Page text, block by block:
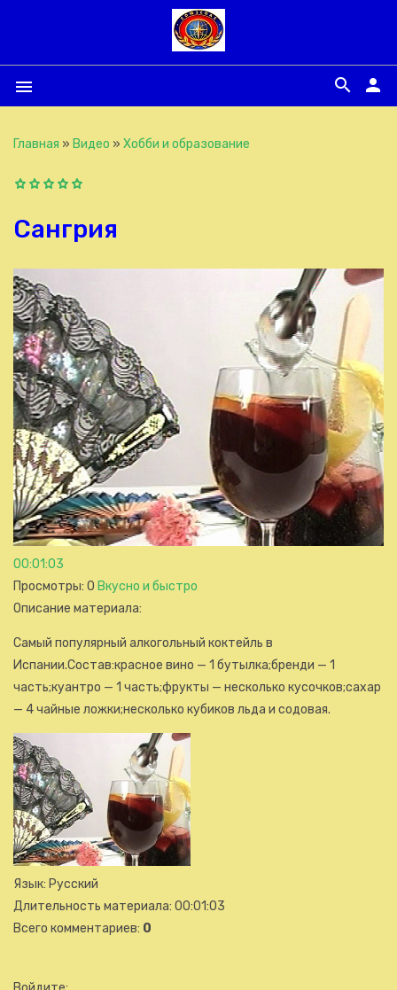
menu person
search
Главная » Видео » Хобби и образование
Сангрия
00:01:03
Просмотры: 0 Вкусно и быстро
Описание материала:
Самый популярный алкогольный коктейль в
Испании.Состав:красное вино — 1 бутылка;бренди — 1
часть;куантро — 1 часть;фрукты — несколько кусочков;сахар
— 4 чайные ложки;несколько кубиков льда и содовая.
Язык: Русский
Длительность материала: 00:01:03
Всего комментариев: 0